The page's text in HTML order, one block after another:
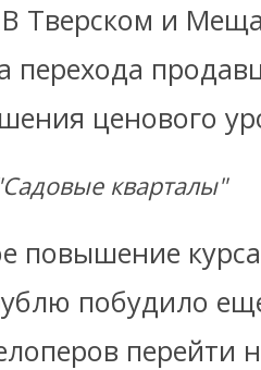
Тверском и
перехода
ценового
кварталы"
повышение
побудило
перейти